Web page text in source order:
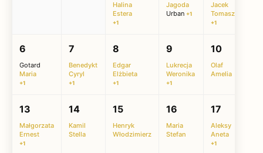
Halina
Estera
+1
Jagoda
Urban +1
Jacek
Tomasz
+1
6
Gotard
Maria
+1
7
Benedykt
Cyryl
+1
8
Edgar
Elżbieta
+1
9
Lukrecja
Weronika
+1
10
Olaf
Amelia
13
Małgorzata
Ernest
+1
14
Kamil
Stella
15
Henryk
Włodzimierz
16
Maria
Stefan
17
Aleksy
Aneta
+1